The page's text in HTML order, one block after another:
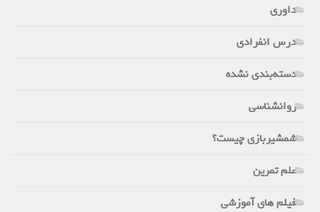
داوری
درس انفرادی
دسته‌بندی نشده
روانشناسی
شمشیربازی چیست؟
علم تمرین
فیلم های آموزشی